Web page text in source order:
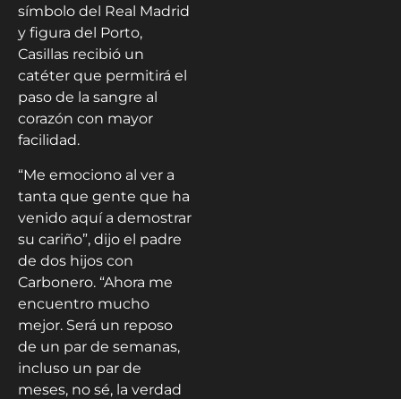
símbolo del Real Madrid
y figura del Porto,
Casillas recibió un
catéter que permitirá el
paso de la sangre al
corazón con mayor
facilidad.
“Me emociono al ver a
tanta que gente que ha
venido aquí a demostrar
su cariño”, dijo el padre
de dos hijos con
Carbonero. “Ahora me
encuentro mucho
mejor. Será un reposo
de un par de semanas,
incluso un par de
meses, no sé, la verdad